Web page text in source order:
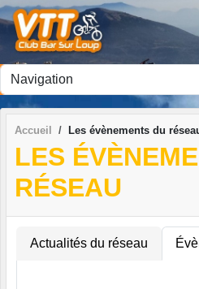
Accueil Les évènements du
LES
RÉSEAU
Actualités du réseau
Panneau de gestion des cookies